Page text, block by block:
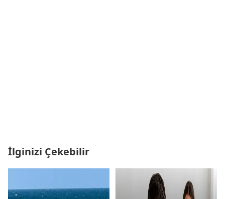
İlginizi Çekebilir